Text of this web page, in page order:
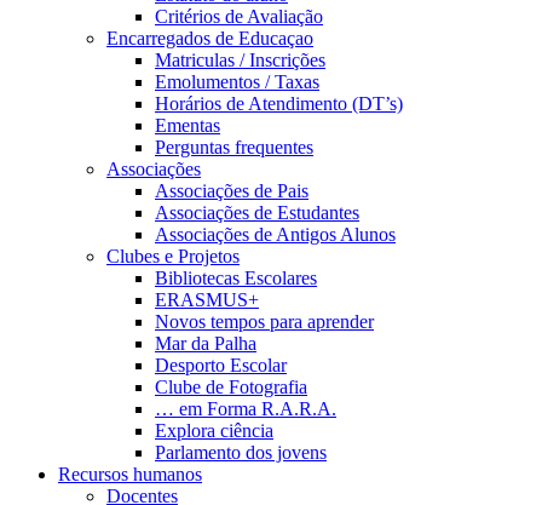
Critérios de Avaliação
Encarregados de Educaçao
Matriculas / Inscrições
Emolumentos / Taxas
Horários de Atendimento (DT’s)
Ementas
Perguntas frequentes
Associações
Associações de Pais
Associações de Estudantes
Associações de Antigos Alunos
Clubes e Projetos
Bibliotecas Escolares
ERASMUS+
Novos tempos para aprender
Mar da Palha
Desporto Escolar
Clube de Fotografia
… em Forma R.A.R.A.
Explora ciência
Parlamento dos jovens
Recursos humanos
Docentes